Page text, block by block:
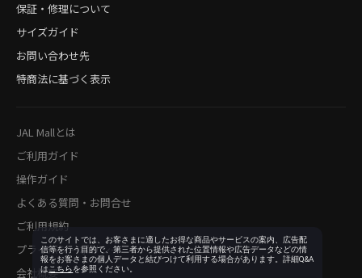
保証・修理について
サイズガイド
お問い合わせ先
特商法に基づく表示
JAL Mallとは
ご利用ガイド
操作ガイド
よくある質問・お問合せ
ご利用規約
プライバシーポリシー
会社概要
このサイトでは、お客さまに適したお得な商品やサービスの案内、広告配
信等を行う目的で、第三者から提供された位置情報や広告データなどの情
報をお客さまの個人データと結びつけて利用する場合があります。詳細Q&A
は こちらを参照ください。